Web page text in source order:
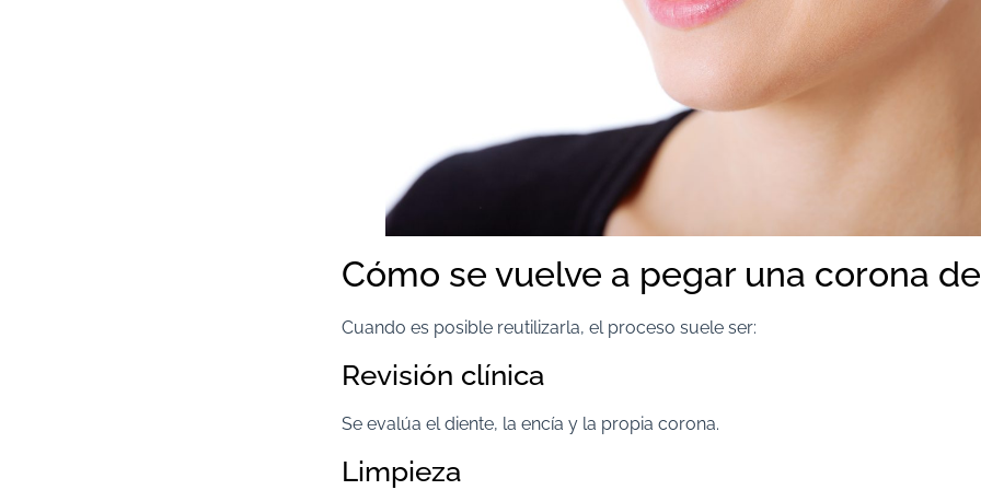
Cómo se vuelve a pegar una corona
Cuando es posible reutilizarla, el proceso suele ser:
Revisión clínica
Se evalúa el diente, la encía y la propia corona.
Limpieza